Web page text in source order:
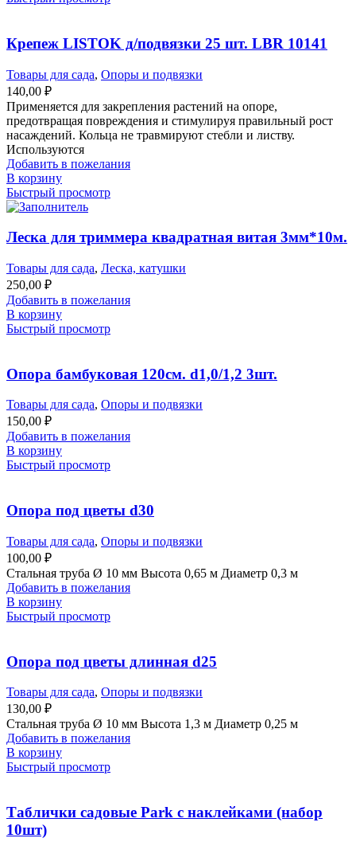
Крепеж LISTOK д/подвязки 25 шт. LBR 10141
Товары для сада, Опоры и подвязки
140,00 ₽
Применяется для закрепления растений на опоре,
предотвращая повреждения и стимулируя правильный рост
насаждений. Кольца не травмируют стебли и листву.
Используются
Добавить в пожелания
В корзину
Быстрый просмотр
Леска для триммера квадратная витая 3мм*10м.
Товары для сада, Леска, катушки
250,00 ₽
Добавить в пожелания
В корзину
Быстрый просмотр
Опора бамбуковая 120см. d1,0/1,2 3шт.
Товары для сада, Опоры и подвязки
150,00 ₽
Добавить в пожелания
В корзину
Быстрый просмотр
Опора под цветы d30
Товары для сада, Опоры и подвязки
100,00 ₽
Стальная труба Ø 10 мм Высота 0,65 м Диаметр 0,3 м
Добавить в пожелания
В корзину
Быстрый просмотр
Опора под цветы длинная d25
Товары для сада, Опоры и подвязки
130,00 ₽
Стальная труба Ø 10 мм Высота 1,3 м Диаметр 0,25 м
Добавить в пожелания
В корзину
Быстрый просмотр
Таблички садовые Park с наклейками (набор
10шт)